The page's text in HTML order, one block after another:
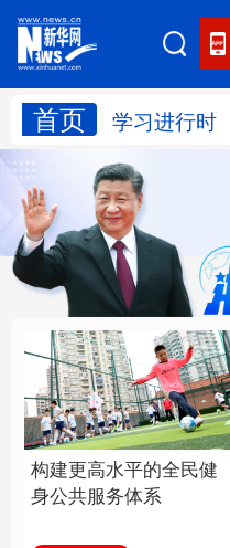
首页 学习进行时
网
学习进行时
国际 财经
思客智库
科技 科创
文化 书画
访谈 视频
构建更高水平的全民健
身公共服务体系